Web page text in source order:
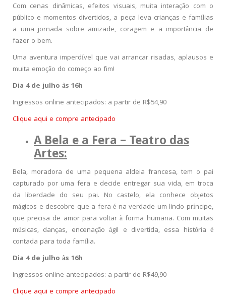
Com cenas dinâmicas, efeitos visuais, muita interação com o
público e momentos divertidos, a peça leva crianças e famílias
a uma jornada sobre amizade, coragem e a importância de
fazer o bem.
Uma aventura imperdível que vai arrancar risadas, aplausos e
muita emoção do começo ao fim!
Dia 4 de julho às 16h
Ingressos online antecipados: a partir de R$54,90
Clique aqui e compre antecipado
A Bela e a Fera – Teatro das
Artes:
Bela, moradora de uma pequena aldeia francesa, tem o pai
capturado por uma fera e decide entregar sua vida, em troca
da liberdade do seu pai. No castelo, ela conhece objetos
mágicos e descobre que a fera é na verdade um lindo príncipe,
que precisa de amor para voltar à forma humana. Com muitas
músicas, danças, encenação ágil e divertida, essa história é
contada para toda família.
Dia 4 de julho às 16h
Ingressos online antecipados: a partir de R$49,90
Clique aqui e compre antecipado